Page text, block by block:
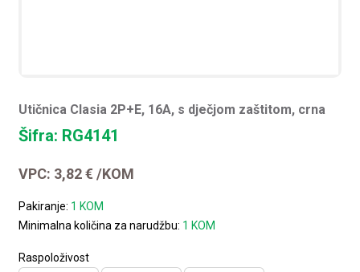
Utičnica Clasia 2P+E, 16A, s dječjom zaštitom, crna
Šifra: RG4141
VPC: 3,82€ /KOM
Pakiranje: 1 KOM
Minimalna količina za narudžbu: 1 KOM
Raspoloživost